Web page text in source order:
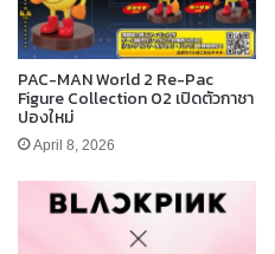
PAC-MAN World 2 Re-Pac
Figure Collection 02 เปิดตัวกาชา
ปองใหม่
April 8, 2026